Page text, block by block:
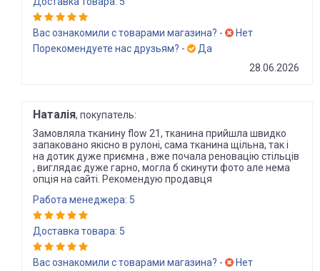
Вас ознакомили с товарами магазина? -
Нет
Порекомендуете нас друзьям? -
Да
28.06.2026
Наталія, покупатель:
Замовляла тканину flow 21, тканина прийшла швидко
запаковано якісно в рулоні, сама тканина щільна, так і
на дотик дуже приємна , вже почала реновацію стільців
, виглядає дуже гарно, могла б скинути фото але нема
опція на сайті. Рекомендую продавця
Работа менеджера: 5
Доставка товара: 5
Вас ознакомили с товарами магазина? -
Нет